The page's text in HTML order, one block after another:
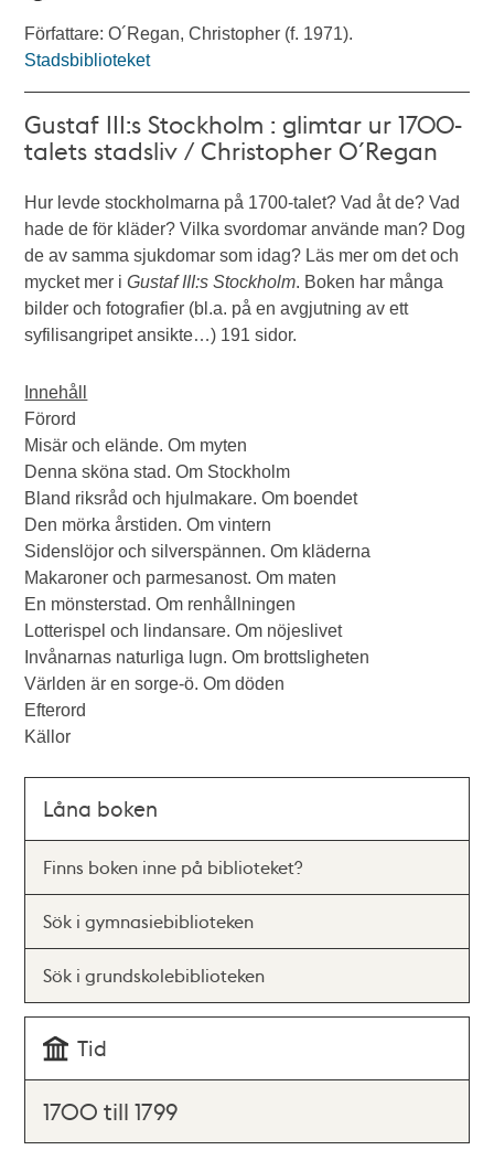
Författare: O´Regan, Christopher (f. 1971).
Stadsbiblioteket
Gustaf III:s Stockholm : glimtar ur 1700-
talets stadsliv / Christopher O´Regan
Hur levde stockholmarna på 1700-talet? Vad åt de? Vad
hade de för kläder? Vilka svordomar använde man? Dog
de av samma sjukdomar som idag? Läs mer om det och
mycket mer iGustaf III:s Stockholm. Boken har många
bilder och fotografier (bl.a. på en avgjutning av ett
syfilisangripet ansikte…) 191 sidor.
Innehåll
Förord
Misär och elände. Om myten
Denna sköna stad. Om Stockholm
Bland riksråd och hjulmakare. Om boendet
Den mörka årstiden. Om vintern
Sidenslöjor och silverspännen. Om kläderna
Makaroner och parmesanost. Om maten
En mönsterstad. Om renhållningen
Lotterispel och lindansare. Om nöjeslivet
Invånarnas naturliga lugn. Om brottsligheten
Världen är en sorge-ö. Om döden
Efterord
Källor
Låna boken
Finns boken inne på biblioteket?
Sök i gymnasiebiblioteken
Sök i grundskolebiblioteken
Tid
1700 till 1799